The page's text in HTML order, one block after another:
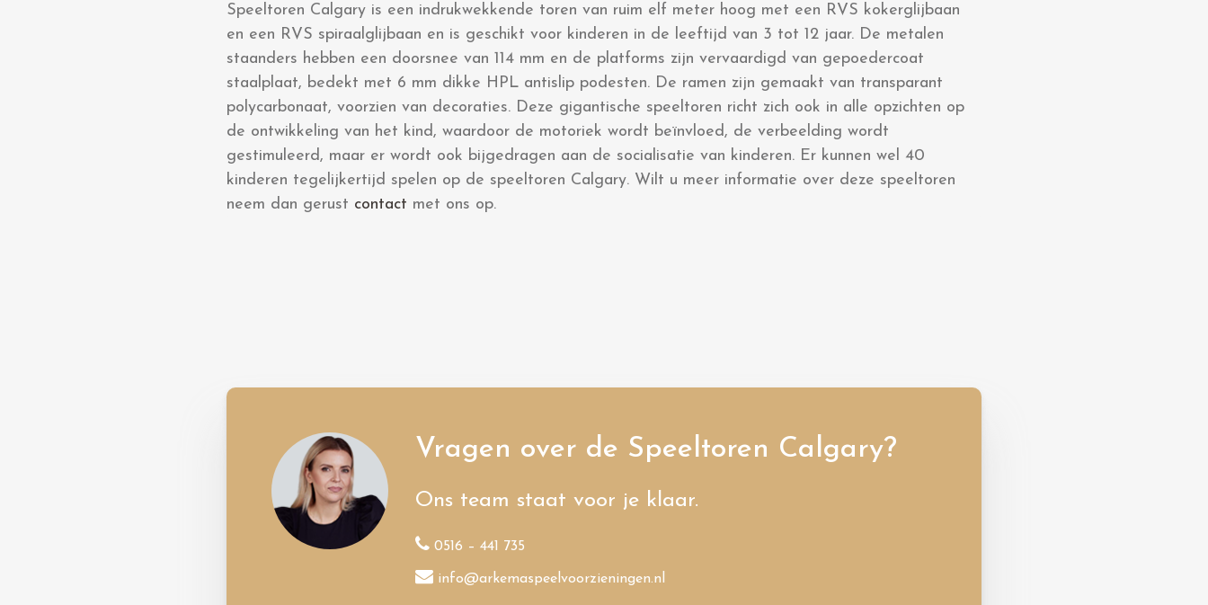
Speeltoren Calgary is een indrukwekkende toren van ruim elf meter hoog met een RVS kokerglijbaan
en een RVS spiraalglijbaan en is geschikt voor kinderen in de leeftijd van 3 tot 12 jaar. De metalen
staanders hebben een doorsnee van 114 mm en de platforms zijn vervaardigd van gepoedercoat
staalplaat, bedekt met 6 mm dikke HPL antislip podesten. De ramen zijn gemaakt van transparant
polycarbonaat, voorzien van decoraties. Deze gigantische speeltoren richt zich ook in alle opzichten op
de ontwikkeling van het kind, waardoor de motoriek wordt beïnvloed, de verbeelding wordt
gestimuleerd, maar er wordt ook bijgedragen aan de socialisatie van kinderen. Er kunnen wel 40
kinderen tegelijkertijd spelen op de speeltoren Calgary. Wilt u meer informatie over deze speeltoren
neem dan gerust contact met ons op.
Vragen over de Speeltoren Calgary?
Ons team staat voor je klaar.
0516 – 441 735
info@arkemaspeelvoorzieningen.nl